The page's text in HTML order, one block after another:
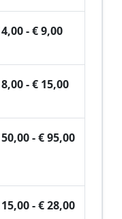
- € 9,00
- € 15,00
- € 95,00
- € 28,00